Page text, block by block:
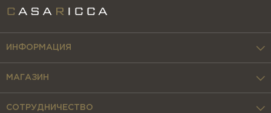
ИНФОРМАЦИЯ
МАГАЗИН
СОТРУДНИЧЕСТВО